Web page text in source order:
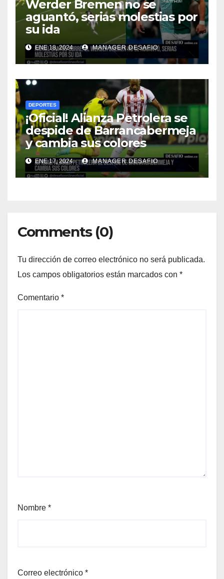
Werder Bremen no se
aguantó, serias molestias por
su ida
ENE 18, 2024 MANAGER.DESAFIO
DEPORTES
¡Oficial! Alianza Petrolera se
despide de Barrancabermeja
y cambia sus colores
ENE 17, 2024 MANAGER.DESAFIO
Comments (0)
Tu dirección de correo electrónico no será publicada.
Los campos obligatorios están marcados con *
Comentario *
Nombre *
Correo electrónico *